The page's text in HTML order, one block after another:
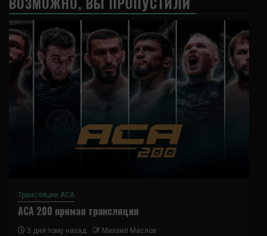
Трансляции ACA
ACA 200 прямая трансляция
3 дня тому назад Михаил Маслов